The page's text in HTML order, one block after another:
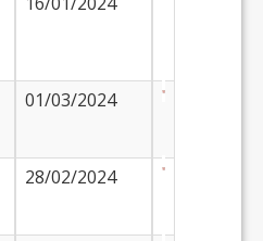
01/03/2024
28/02/2024